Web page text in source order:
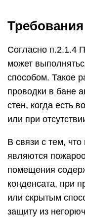
Согласно п.2.1.4
может
способом. Такое
проводки в бане
стен, когда есть
или при
В связи с тем,
являются
помещения
конденсата, при
или скрытым
защиту из